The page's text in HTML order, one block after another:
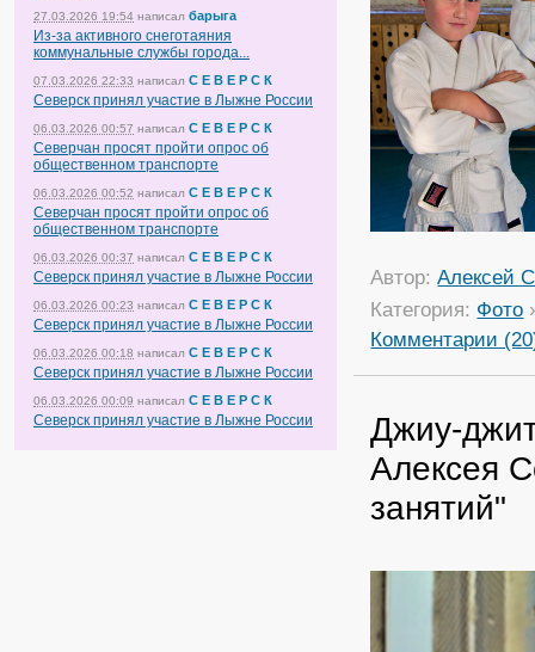
27.03.2026 19:54 написал барыга
Из-за активного снеготаяния
коммунальные службы города...
07.03.2026 22:33 написал С Е В Е Р С К
Северск принял участие в Лыжне России
06.03.2026 00:57 написал С Е В Е Р С К
Северчан просят пройти опрос об
общественном транспорте
06.03.2026 00:52 написал С Е В Е Р С К
Северчан просят пройти опрос об
общественном транспорте
06.03.2026 00:37 написал С Е В Е Р С К
Северск принял участие в Лыжне России
06.03.2026 00:23 написал С Е В Е Р С К
Северск принял участие в Лыжне России
06.03.2026 00:18 написал С Е В Е Р С К
Северск принял участие в Лыжне России
06.03.2026 00:09 написал С Е В Е Р С К
Северск принял участие в Лыжне России
Автор:Алексей
Категория: Фото
Комментарии
Джиу-
Алексея
занятий"